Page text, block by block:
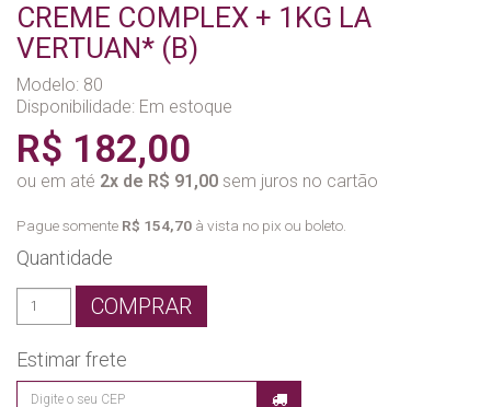
CREME COMPLEX + 1KG LA
VERTUAN* (B)
Modelo: 80
Disponibilidade: Em estoque
R$ 182,00
ou em até 2x de R$ 91,00 sem juros no cartão
Pague somente R$ 154,70 à vista no pix ou boleto.
Quantidade
COMPRAR
Estimar frete